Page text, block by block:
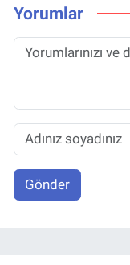
Yorumlar
Gönder